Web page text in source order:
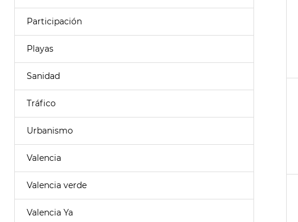
Participación
Playas
Sanidad
Tráfico
Urbanismo
Valencia
Valencia verde
Valencia Ya